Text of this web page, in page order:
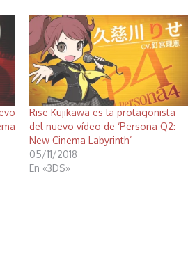
Rise Kujikawa es la protagonista
del nuevo vídeo de ‘Persona Q2:
New Cinema Labyrinth’
05/11/2018
En «3DS»